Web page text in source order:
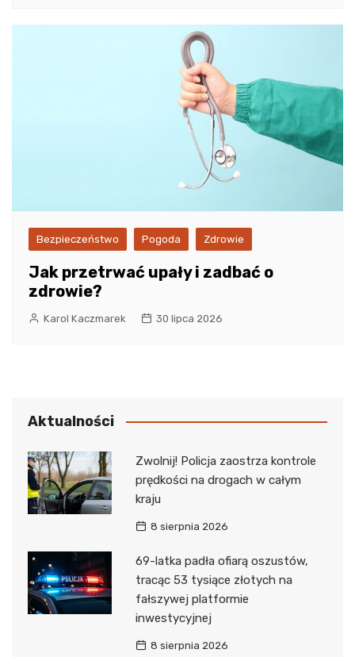
Bezpieczeństwo Pogoda Zdrowie
Jak przetrwać upały i zadbać o
zdrowie?
Karol Kaczmarek 30 lipca 2026
Aktualności
Zwolnij! Policja zaostrza kontrole
prędkości na drogach w całym
kraju
8 sierpnia 2026
69-latka padła ofiarą oszustów,
tracąc 53 tysiące złotych na
fałszywej platformie
inwestycyjnej
8 sierpnia 2026